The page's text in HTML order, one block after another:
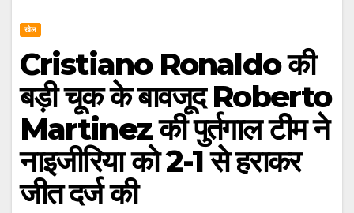
खेल
Cristiano Ronaldo की
बड़ी चूक के बावजूद Roberto
Martinez की पुर्तगाल टीम ने
नाइजीरिया को 2-1 से हराकर
जीत दर्ज की